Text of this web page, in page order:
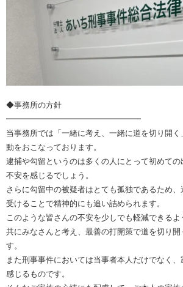
◆事務所の方針
━━━━━━━━━━━━━━━━━
当事務所では「一緒に考え、一緒に道を切り開
動をおこなっております。
逮捕や勾留というのは多くの人にとって初めて
不安を感じるでしょう。
さらに勾留中の被疑者はとても孤独であるため
受けることで精神的にも追い詰められます。
このような皆さんの不安を少しでも軽減できる
共にみなさんと考え、最善の打開策で道を切り開
す。
また刑事事件においては当事者本人だけでなく
感じるものです。